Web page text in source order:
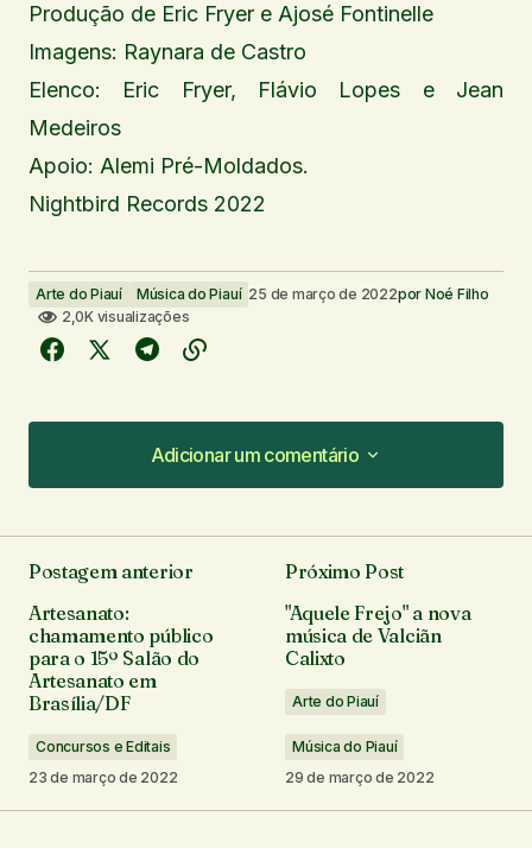
Produção de Eric Fryer e Ajosé Fontinelle
Imagens: Raynara de Castro
Elenco: Eric Fryer, Flávio Lopes e Jean
Medeiros
Apoio: Alemi Pré-Moldados.
Nightbird Records 2022
Arte do Piauí Música do Piauí 25 de março de 2022por Noé Filho
2,0K visualizações
Adicionar um comentário
Adicionar um comentário
O seu endereço de e-mail não será publicado.
Campos obrigatórios são marcados com *
Comentário
Postagem anterior
Artesanato:
chamamento público
para o 15º Salão do
Artesanato em
Brasília/DF
Concursos e Editais
23 de março de 2022
Próximo Post
"Aquele Frejo" a nova
música de Valciãn
Calixto
Arte do Piauí
Música do Piauí
29 de março de 2022